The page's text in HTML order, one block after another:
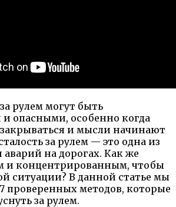
рулем могут быть
опасными, особенно когда
и мысли начинают
за рулем — это одна из
на дорогах. Как же
и концентрированным, чтобы
ситуации? В данной статье мы
проверенных методов, которые
за рулем.